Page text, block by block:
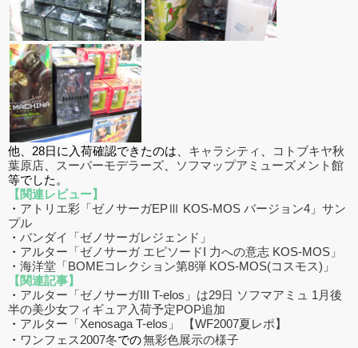
他、28日に入荷確認できたのは、 キャラシティ 、
コトブキヤ秋
葉原店、 スーパーモデラーズ、
ソフマップアミューズメント館
等でした。
【関連レビュー】
・ アトリエ彩「ゼノサーガEPⅢ KOS-MOS バージョン4」サン
プル
・ バンダイ「ゼノサーガレジェンド」
・ アルター「ゼノサーガ エピソードI 力への意志 KOS-MOS」
・ 海洋堂「BOMEコレクション第8弾 KOS-MOS(コスモス)」
【関連記事】
・ アルター「ゼノサーガIII T-elos」は29日 ソフマアミュ 1月後
半の美少女フィギュア入荷予定POP追加
・ アルター「Xenosaga T-elos」 【WF2007夏レポ】
・ ワンフェス2007冬での無彩色展示の様子